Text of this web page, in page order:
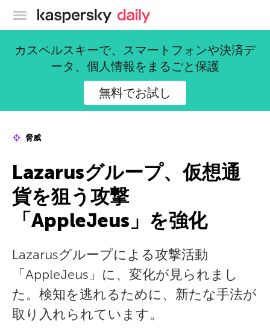
カスペルスキー公式ブログ
カスペルスキーで、スマートフォンや決済デ
ータ、個人情報をまるごと保護
無料でお試し
脅威
Lazarusグループ、仮想通
貨を狙う攻撃
「AppleJeus」を強化
Lazarusグループによる攻撃活動
「AppleJeus」に、変化が見られまし
た。検知を逃れるために、新たな手法が
取り入れられています。